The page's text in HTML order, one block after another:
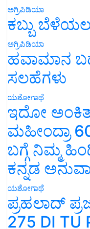
ಅಗ್ರಿಪಿಡಿಯಾ
ಕಬ್ಬು
ಅಗ್ರಿಪಿಡಿಯಾ
ಹವಾಮಾನ
ಸಲಹೆಗಳು
ಯಶೋಗಾಥೆ
ಇದೋ ಅಂಕಿತ್
ಮಹೀಂದ್ರಾ
ಬಗ್ಗೆ ನಿಮ್ಮ
ಕನ್ನಡ
ಯಶೋಗಾಥೆ
ಪ್ರಹಲಾದ್
275 DI